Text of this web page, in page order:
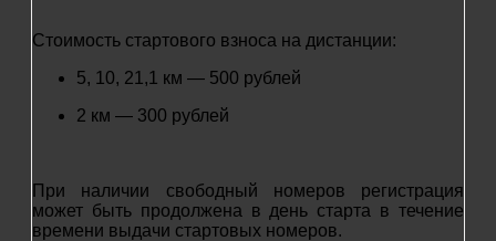
Стоимость стартового взноса на дистанции:
5, 10, 21,1 км — 500 рублей
2 км — 300 рублей
При наличии свободный номеров регистрация
может быть продолжена в день старта в течение
времени выдачи стартовых номеров.